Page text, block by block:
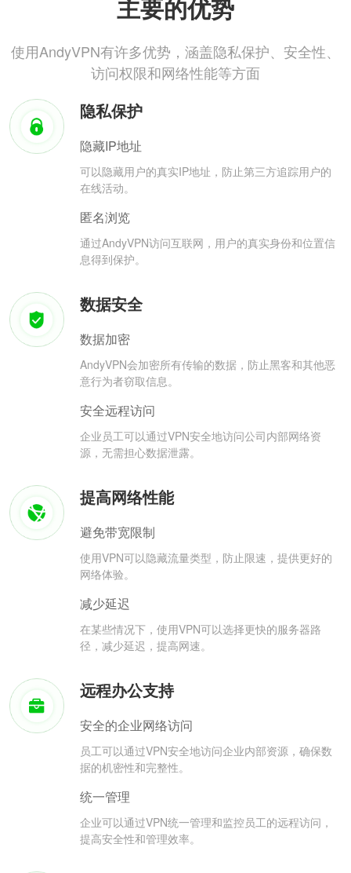
主要的优势
使用AndyVPN有许多优势，涵盖隐私保护、安全性、
访问权限和网络性能等方面
隐私保护
隐藏IP地址
可以隐藏用户的真实IP地址，防止第三方追踪用户的
在线活动。
匿名浏览
通过AndyVPN访问互联网，用户的真实身份和位置信
息得到保护。
数据安全
数据加密
AndyVPN会加密所有传输的数据，防止黑客和其他恶
意行为者窃取信息。
安全远程访问
企业员工可以通过VPN安全地访问公司内部网络资
源，无需担心数据泄露。
提高网络性能
避免带宽限制
使用VPN可以隐藏流量类型，防止限速，提供更好的
网络体验。
减少延迟
在某些情况下，使用VPN可以选择更快的服务器路
径，减少延迟，提高网速。
远程办公支持
安全的企业网络访问
员工可以通过VPN安全地访问企业内部资源，确保数
据的机密性和完整性。
统一管理
企业可以通过VPN统一管理和监控员工的远程访问，
提高安全性和管理效率。